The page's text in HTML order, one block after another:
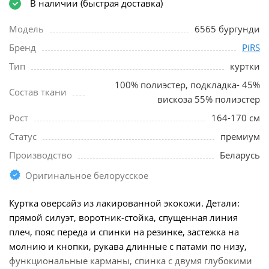
В наличии (быстрая доставка)
Модель
6565 бургунди
Бренд
PiRS
Тип
куртки
Состав ткани
100% полиэстер, подкладка- 45%
вискоза 55% полиэстер
Рост
164-170 см
Статус
премиум
Производство
Беларусь
Оригинальное белорусское
Куртка оверсайз из лакированной экокожи. Детали:
прямой силуэт, воротник-стойка, спущенная линия
плеч, пояс переда и спинки на резинке, застежка на
молнию и кнопки, рукава длинные с патами по низу,
функциональные карманы, спинка с двумя глубокими